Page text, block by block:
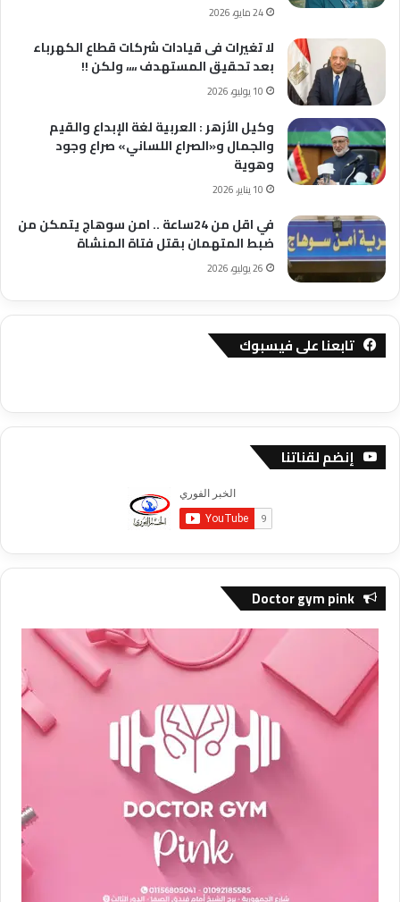
24 مايو، 2026
لا تغيرات فى قيادات شركات قطاع الكهرباء
بعد تحقيق المستهدف ،،،، ولكن !!
10 يوليو، 2026
وكيل الأزهر : العربية لغة الإبداع والقيم
والجمال و«الصراع اللساني» صراع وجود
وهوية
10 يناير، 2026
في اقل من 24ساعة .. امن سوهاج يتمكن من
ضبط المتهمان بقتل فتاة المنشاة
26 يوليو، 2026
تابعنا على فيسبوك
إنضم لقناتنا
Doctor gym pink